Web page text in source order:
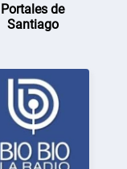
Portales de
Santiago